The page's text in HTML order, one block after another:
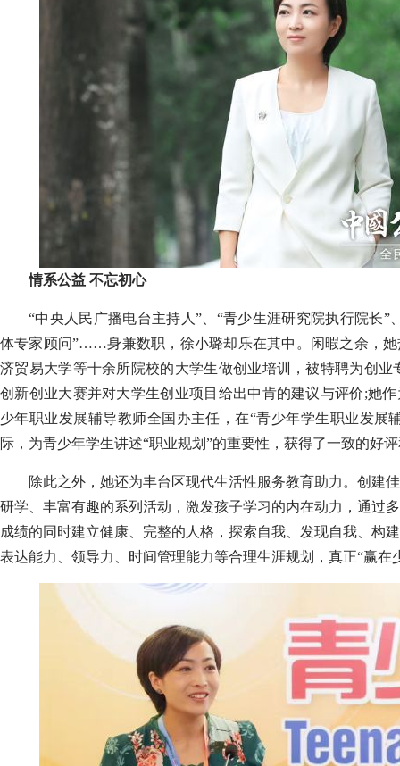
情系公益 不忘初心
“中央人民广播电台主持人”、“青少生涯研究院执行院长”
体专家顾问”……身兼数职，徐小璐却乐在其中。闲暇之余，
济贸易大学等十余所院校的大学生做创业培训，被特聘为创业
创新创业大赛并对大学生创业项目给出中肯的建议与评价;她
少年职业发展辅导教师全国办主任，在“青少年学生职业发展
际，为青少年学生讲述“职业规划”的重要性，获得了一致的好
除此之外，她还为丰台区现代生活性服务教育助力。创建
研学、丰富有趣的系列活动，激发孩子学习的内在动力，通过
成绩的同时建立健康、完整的人格，探索自我、发现自我、构
表达能力、领导力、时间管理能力等合理生涯规划，真正“赢在